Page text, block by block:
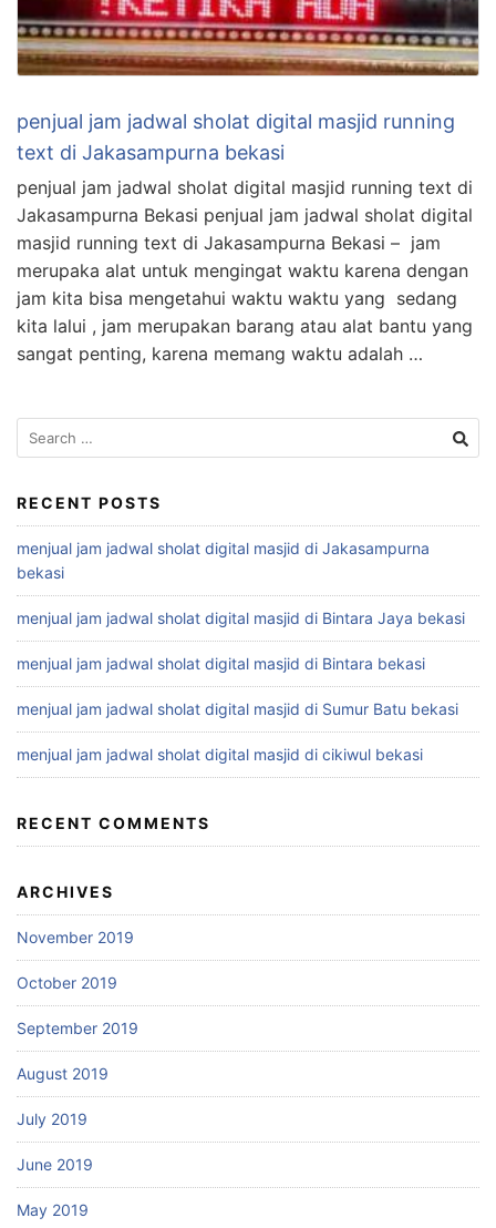
penjual jam jadwal sholat digital masjid running
text di Jakasampurna bekasi
penjual jam jadwal sholat digital masjid running text di
Jakasampurna Bekasi penjual jam jadwal sholat digital
masjid running text di Jakasampurna Bekasi – jam
merupaka alat untuk mengingat waktu karena dengan
jam kita bisa mengetahui waktu waktu yang sedang
kita lalui , jam merupakan barang atau alat bantu yang
sangat penting, karena memang waktu adalah …
Search
for:
RECENT POSTS
menjual jam jadwal sholat digital masjid di Jakasampurna
bekasi
menjual jam jadwal sholat digital masjid di Bintara Jaya bekasi
menjual jam jadwal sholat digital masjid di Bintara bekasi
menjual jam jadwal sholat digital masjid di Sumur Batu bekasi
menjual jam jadwal sholat digital masjid di cikiwul bekasi
RECENT COMMENTS
ARCHIVES
November 2019
October 2019
September 2019
August 2019
July 2019
June 2019
May 2019